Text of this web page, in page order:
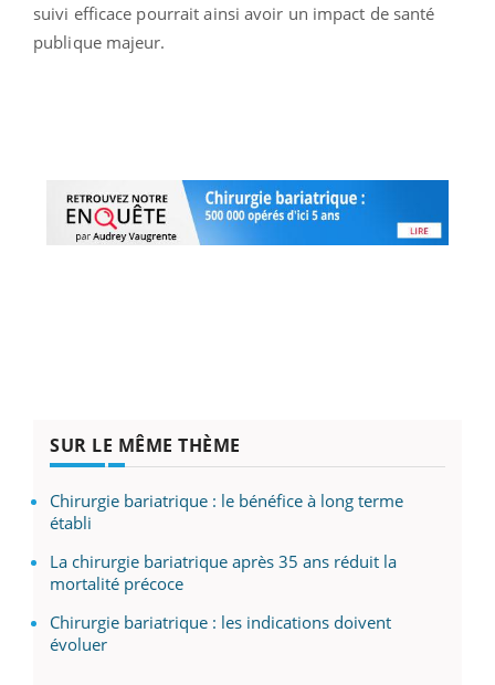
suivi efficace pourrait ainsi avoir un impact de santé
publique majeur.
SUR LE MÊME THÈME
Chirurgie bariatrique : le bénéfice à long terme
établi
La chirurgie bariatrique après 35 ans réduit la
mortalité précoce
Chirurgie bariatrique : les indications doivent
évoluer